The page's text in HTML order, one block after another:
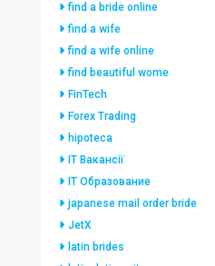
find a bride online
find a wife
find a wife online
find beautiful wome
FinTech
Forex Trading
hipoteca
IT Вакансії
IT Образование
japanese mail order bride
JetX
latin brides